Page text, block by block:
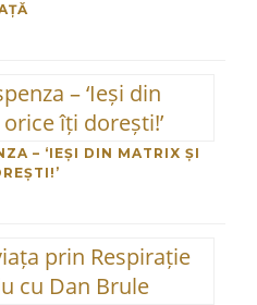
– ‘IEȘI DIN MATRIX ȘI